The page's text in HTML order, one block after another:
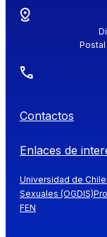
Contactos
Enlaces de
Universidad de Chile
Sexuales (OGDIS)
FEN